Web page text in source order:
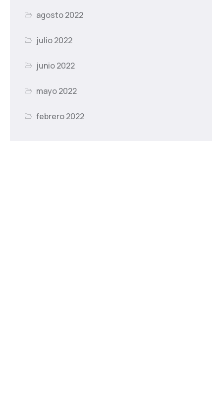
agosto 2022
julio 2022
junio 2022
mayo 2022
febrero 2022